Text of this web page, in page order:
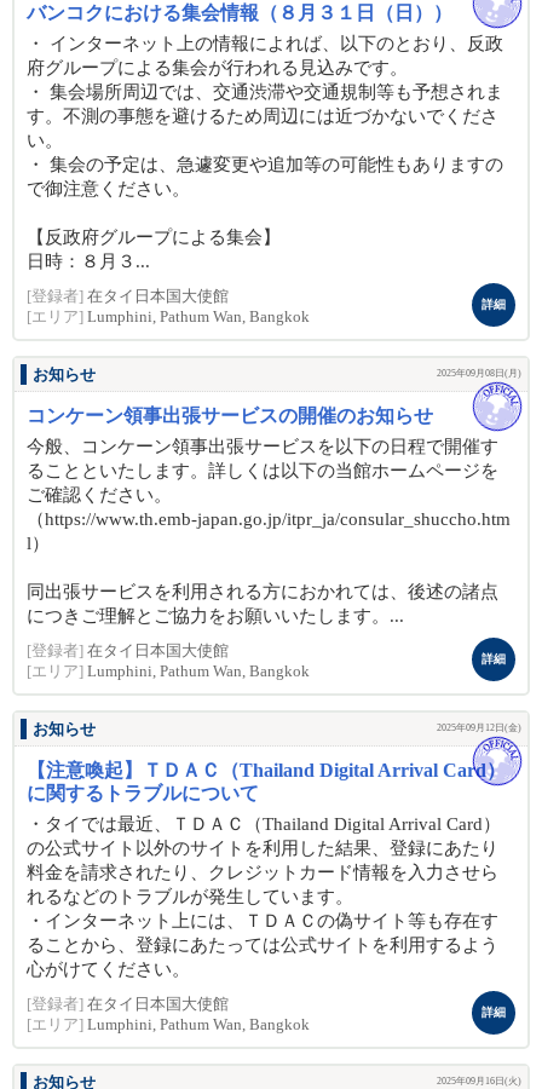
バンコクにおける集会情報（８月３１日（日））
・ インターネット上の情報によれば、以下のとおり、反政
府グループによる集会が行われる見込みです。
・ 集会場所周辺では、交通渋滞や交通規制等も予想されま
す。不測の事態を避けるため周辺には近づかないでくださ
い。
・ 集会の予定は、急遽変更や追加等の可能性もありますの
で御注意ください。
【反政府グループによる集会】
日時：８月３...
[登録者] 在タイ日本国大使館
[エリア] Lumphini, Pathum Wan, Bangkok
詳細
お知らせ 2025年09月08日(月)
コンケーン領事出張サービスの開催のお知らせ
今般、コンケーン領事出張サービスを以下の日程で開催す
ることといたします。詳しくは以下の当館ホームページを
ご確認ください。
（https://www.th.emb-japan.go.jp/itpr_ja/consular_shuccho.htm
l）
同出張サービスを利用される方におかれては、後述の諸点
につきご理解とご協力をお願いいたします。...
[登録者] 在タイ日本国大使館
[エリア] Lumphini, Pathum Wan, Bangkok
詳細
お知らせ 2025年09月12日(金)
【注意喚起】ＴＤＡＣ（Thailand Digital Arrival Card）
に関するトラブルについて
・タイでは最近、ＴＤＡＣ（Thailand Digital Arrival Card）
の公式サイト以外のサイトを利用した結果、登録にあたり
料金を請求されたり、クレジットカード情報を入力させら
れるなどのトラブルが発生しています。
・インターネット上には、ＴＤＡＣの偽サイト等も存在す
ることから、登録にあたっては公式サイトを利用するよう
心がけてください。
[登録者] 在タイ日本国大使館
[エリア] Lumphini, Pathum Wan, Bangkok
詳細
お知らせ 2025年09月16日(火)